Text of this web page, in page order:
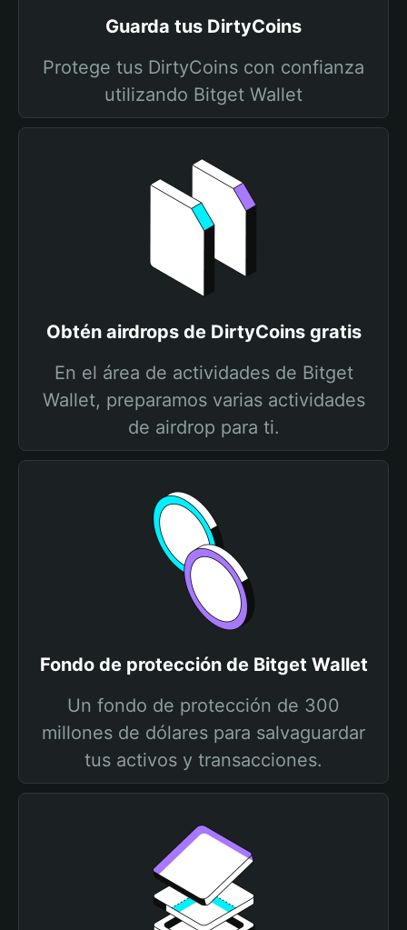
Guarda tus DirtyCoins
Protege tus DirtyCoins con confianza
utilizando Bitget Wallet
Obtén airdrops de DirtyCoins gratis
En el área de actividades de Bitget
Wallet, preparamos varias actividades
de airdrop para ti.
Fondo de protección de Bitget Wallet
Un fondo de protección de 300
millones de dólares para salvaguardar
tus activos y transacciones.